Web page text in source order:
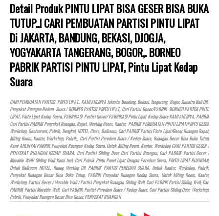
Detail Produk PINTU LIPAT BISA GESER BISA BUKA
TUTUP..! CARI PEMBUATAN PARTISI PINTU LIPAT
Di JAKARTA, BANDUNG, BEKASI, DJOGJA,
YOGYAKARTA TANGERANG, BOGOR,. BORNEO
PABRIK PARTISI PINTU LIPAT, Pintu Lipat Kedap
Suara
CARI PEMBUATAN PARTISI PINTU LIPAT.. KAMI AHLINYA Jakarta, Bandung, Bekasi, Tangerang, Bogor, Sumatra Bali Dll.
Penyekat Ruangan Redam Suara.! BORNEO PARTISI PINTU LIPAT, Cari Partisi Geser/PABRIK BORNEO PARTISI PINTU
LIPAT, Pintu Lipat Kedap Suara, PABRIKASI Partisi Geser/ PABRIKASI Pintu Lipat Kedap Suara KAMI AHLINYA, PABRIK
Cari Partisi PABRIK Penyekat Ruangan, Rapat, Meeting Room, Kantor, PABRIK PEMBUATAN PINTU LIPAT/PINTU GESER
Workshop, Restaurant, Pabrik, Bengkel,HOTEL, Class, Ballroom, Cari PABRIK Partisi Pintu Lipat/Geser Ruangan Rapat,
Miting Room, Kantor, Workshop, Pabrik,, Cari Partisi Peredam Suara / Kedap Suara, Ruangan Besar Bisa Buka Tutup,
Kami AHLINYA! PABRIK Penyekat Ruangan Kedap Suara, Untuk Miting Room, Kantor, Workshop CARI PARTISI GESER /
PENYEKAT RUANGAN KEDAP SUARA. Cari Partisi Sliding Door, Cari Partisi Ruangan, Cari PABRIK Partisi Geser /
Movable Wall/ Sliding Wall Kami Jual, Cari Pabrik Pintu Panel Lipat Dengan Peredam Suara, PINTU LIPAT RUANGAN,
Untuk Ballroom,HOTEL, Ruang Meeting Dll. PABRIK PARTISI PEREDAM SUARA, Untuk Kantor, Workshop, Pabrik,
Penyekat Ruangan Besar Bisa Buka Tutup, PABRIK Penyekat Ruangan Kedap Suara, Untuk Miting Room, Kantor,
Workshop, Partisi Geser / Movable Wall / Partisi Penyekat Ruangan Sliding Wall, Cari PABRIK Partisi Sliding Wall, Cari
PABRIK Partisi Movable Wall, Cari PABRIK Partisi Peredam Suara / Kedap Suara, Cari Partisi Sliding Door, Workshop,
Pabrik, Penyekat Ruangan Besar Bisa Geser, PENYEKAT RUANGAN